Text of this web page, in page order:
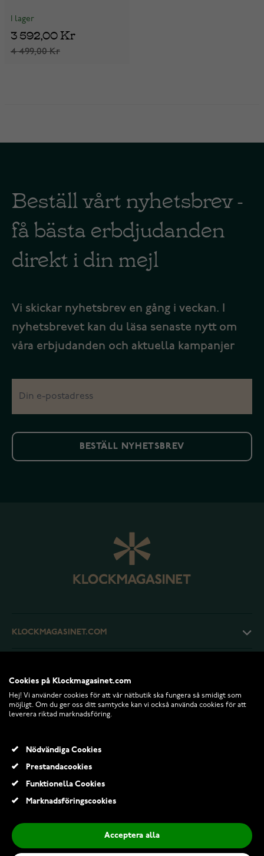
I lager
4 499,00 Kr
3 592,00 Kr
Beställ vårt nyhetsbrev -
få bästa erbdjudanden
direkt i din mejl
Vi skickar nyhetsbrev en gång i veckan. I
nyhetsbrevet kan du läsa senaste nytt om
våra erbjudanden och aktuella kampanjer
BESTÄLL NYHETSBREV
KLOCKMAGASINET.COM
RETURER OCH VILLKOR
Cookies på Klockmagasinet.com
Hej! Vi använder cookies för att vår nätbutik ska fungera så smidigt som
möjligt. Om du ger oss ditt samtycke kan vi också använda cookies för att
leverera riktad marknadsföring.
Nödvändiga Cookies
Prestandacookies
Funktionella Cookies
Marknadsföringscookies
Acceptera alla